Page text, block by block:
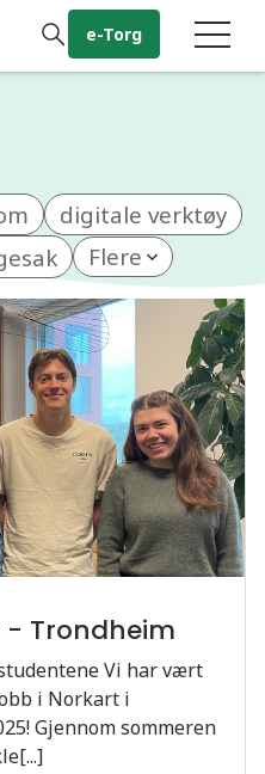
e-Torg
digitale verktøy
Flere
- Trondheim
Vi har vært
i Norkart i
Gjennom sommeren